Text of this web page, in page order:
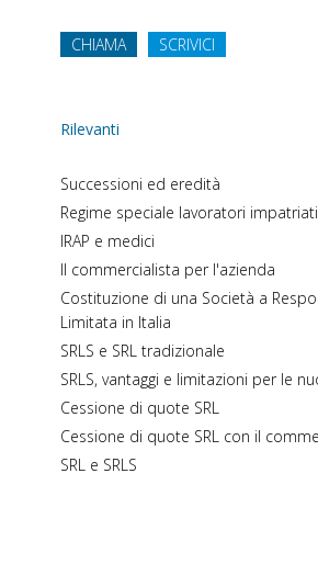
CHIAMA SCRIVICI
Rilevanti
Successioni ed eredità
Regime speciale lavoratori impatriati
IRAP e medici
Il commercialista per l'azienda
Costituzione di una Società a
Limitata in Italia
SRLS e SRL tradizionale
SRLS, vantaggi e limitazioni per le
Cessione di quote SRL
Cessione di quote SRL con il
SRL e SRLS